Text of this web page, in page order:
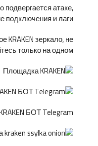
атаке,
подключения и лаги.
зеркало, не
только на одном.
БОТ Telegram